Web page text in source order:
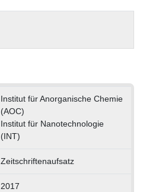
Institut für Anorganische Chemie
(AOC)
Institut für Nanotechnologie
(INT)
Zeitschriftenaufsatz
2017